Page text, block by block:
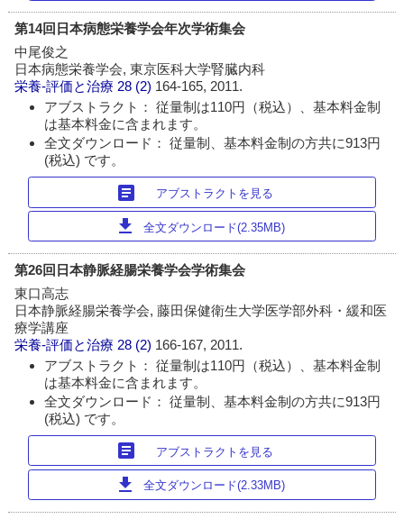
第14回日本病態栄養学会年次学術集会
中尾俊之
日本病態栄養学会, 東京医科大学腎臓内科
栄養-評価と治療 28 (2) 164-165, 2011.
アブストラクト： 従量制は110円（税込）、基本料金制
は基本料金に含まれます。
全文ダウンロード： 従量制、基本料金制の方共に913円
(税込) です。
article アブストラクトを見る
download 全文ダウンロード(2.35MB)
第26回日本静脈経腸栄養学会学術集会
東口高志
日本静脈経腸栄養学会, 藤田保健衛生大学医学部外科・緩和医
療学講座
栄養-評価と治療 28 (2) 166-167, 2011.
アブストラクト： 従量制は110円（税込）、基本料金制
は基本料金に含まれます。
全文ダウンロード： 従量制、基本料金制の方共に913円
(税込) です。
article アブストラクトを見る
download 全文ダウンロード(2.33MB)